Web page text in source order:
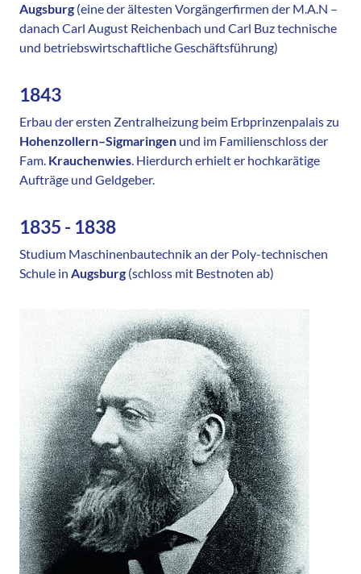
Augsburg (eine der ältesten Vorgängerfirmen der M.A.N –
danach Carl August Reichenbach und Carl Buz technische
und betriebswirtschaftliche Geschäftsführung)
1843
Erbau der ersten Zentralheizung beim Erbprinzenpalais zu
Hohenzollern–Sigmaringen und im Familienschloss der
Fam. Krauchenwies. Hierdurch erhielt er hochkarätige
Aufträge und Geldgeber.
1835 - 1838
Studium Maschinenbautechnik an der Poly-technischen
Schule in Augsburg (schloss mit Bestnoten ab)